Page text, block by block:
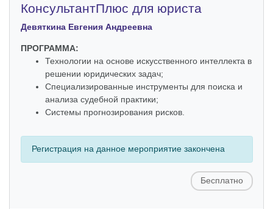
КонсультантПлюс для юриста
Девяткина Евгения Андреевна
ПРОГРАММА:
Технологии на основе искусственного интеллекта в
решении юридических задач;
Специализированные инструменты для поиска и
анализа судебной практики;
Системы прогнозирования рисков.
Регистрация на данное мероприятие закончена
Бесплатно